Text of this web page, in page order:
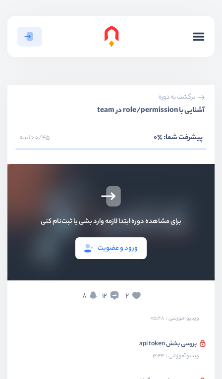
برگشت به دوره
آشنایی با role/permission در team
پیشرفت شما:٪0 0/45 جلسه
برای مشاهده دوره ابتدا لازمه وارد بشی یا ثبت‌نام کنی
ورود و عضویت
2
12
8
ویدیو آموزشی
ویدیو آموزشی 04:25
ویدیو آموزشی 05:48
بررسی بخش api token
ویدیو آموزشی 12:44